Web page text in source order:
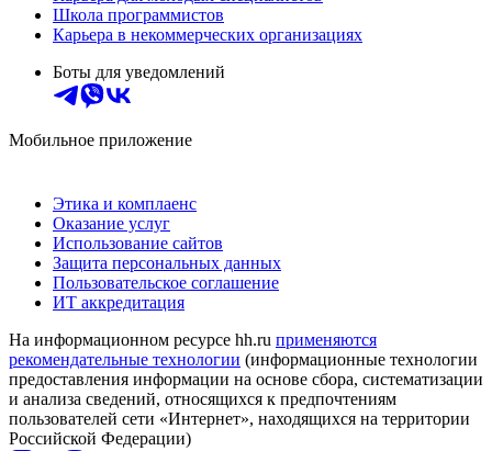
Школа программистов
Карьера в некоммерческих организациях
Боты для уведомлений
Мобильное приложение
Этика и комплаенс
Оказание услуг
Использование сайтов
Защита персональных данных
Пользовательское соглашение
ИТ аккредитация
На информационном ресурсе hh.ru применяются
рекомендательные технологии (информационные технологии
предоставления информации на основе сбора, систематизации
и анализа сведений, относящихся к предпочтениям
пользователей сети «Интернет», находящихся на территории
Российской Федерации)